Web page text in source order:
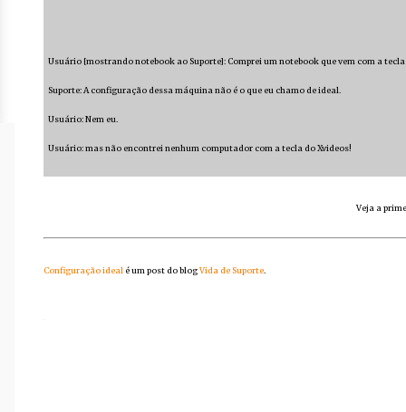
Usuário [mostrando notebook ao Suporte]: Comprei um notebook que vem com a
Suporte: A configuração dessa máquina não é o que eu chamo de ideal.
Usuário: Nem eu.
Usuário: mas não encontrei nenhum computador com a tecla do Xvideos!
Veja a
Configuração ideal é um post do blogVida de Suporte